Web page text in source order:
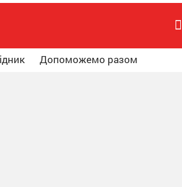
Допоможемо разом